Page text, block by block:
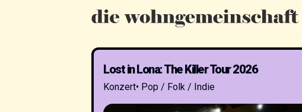
Lost in Lona: The Killer Tour 2026
Konzert• Pop / Folk / Indie